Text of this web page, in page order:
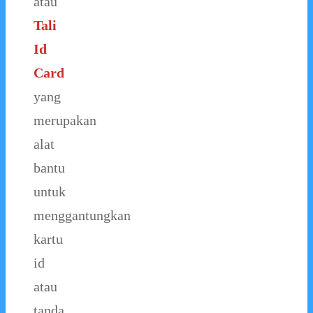
Tali
Id
Card
yang
merupakan
alat
bantu
untuk
menggantungkan
kartu
id
atau